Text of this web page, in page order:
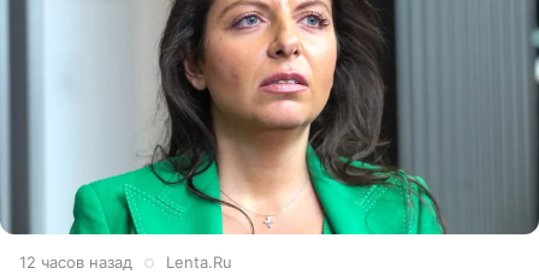
12 часов назад Lenta.Ru